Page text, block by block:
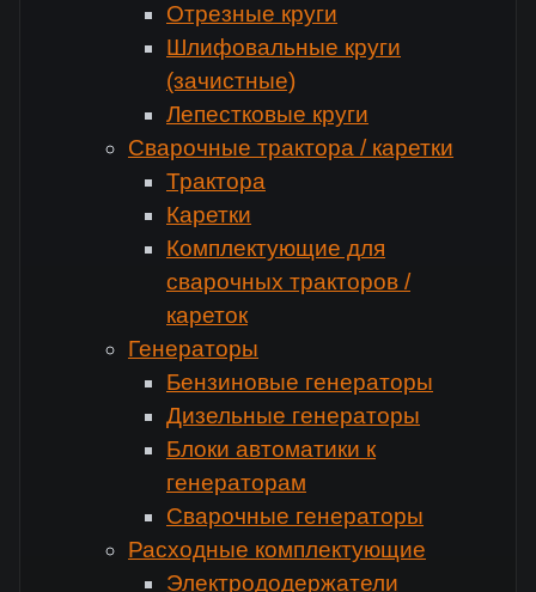
Отрезные круги
Шлифовальные круги
(зачистные)
Лепестковые круги
Сварочные трактора / каретки
Трактора
Каретки
Комплектующие для
сварочных тракторов /
кареток
Генераторы
Бензиновые генераторы
Дизельные генераторы
Блоки автоматики к
генераторам
Сварочные генераторы
Расходные комплектующие
Электрододержатели